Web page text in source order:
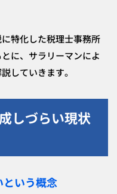
特化した税理士事務所
に、サラリーマンによ
していきます。
しづらい現状
いう概念